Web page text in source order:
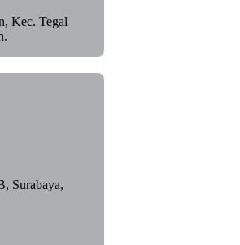
Kec. Tegal
Surabaya,